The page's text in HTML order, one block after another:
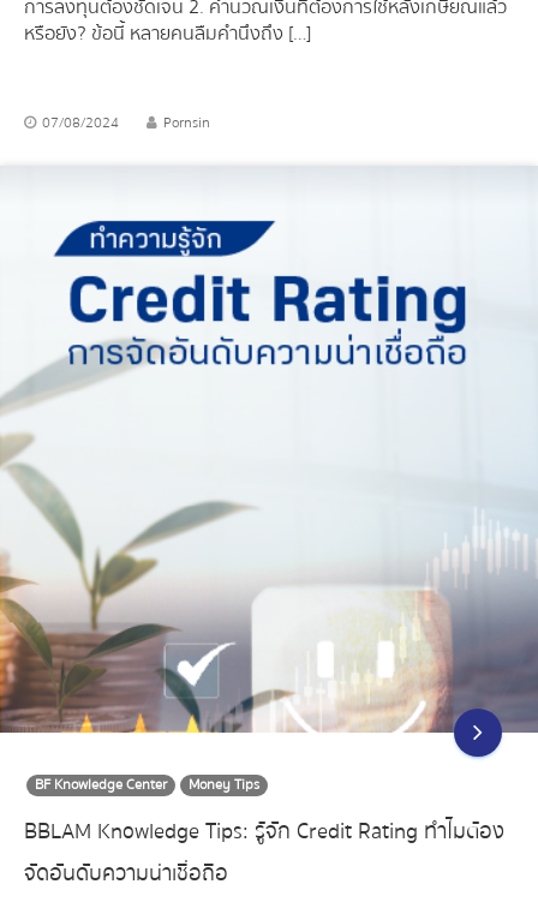
การลงทุนต้องชัดเจน 2. คำนวณเงินที่ต้องการใช้หลังเกษียณแล้ว
หรือยัง? ข้อนี้ หลายคนลืมคำนึงถึง […]
07/08/2024 Pornsin
BF Knowledge Center Money Tips
BBLAM Knowledge Tips: รู้จัก Credit Rating ทำไมต้อง
จัดอันดับความน่าเชื่อถือ